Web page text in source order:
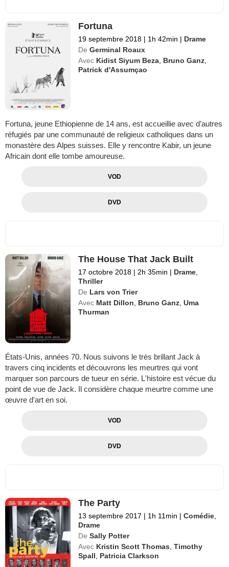
Fortuna
19 septembre 2018 | 1h 42min | Drame
De Germinal Roaux
Avec Kidist Siyum Beza Bruno Ganz
Patrick d'Assumçao
Fortuna, jeune Ethiopienne de 14 ans, est accueillie avec d’autres
réfugiés par une communauté de religieux catholiques dans un
monastère des Alpes suisses. Elle y rencontre Kabir, un jeune
Africain dont elle tombe amoureuse.
VOD
DVD
The House That Jack Built
17 octobre 2018 | 2h 35min | Drame
Thriller
De Lars von Trier
Avec Matt Dillon Bruno Ganz ,Uma
Thurman
États-Unis, années 70. Nous suivons le très brillant Jack à
travers cinq incidents et découvrons les meurtres qui vont
marquer son parcours de tueur en série. L'histoire est vécue du
point de vue de Jack. Il considère chaque meurtre comme une
œuvre d'art en soi.
VOD
DVD
The Party
13 septembre 2017 | 1h 11min | Comédie
Drame
De Sally Potter
Avec Kristin Scott Thomas ,Timothy
Spall
Patricia Clarkson